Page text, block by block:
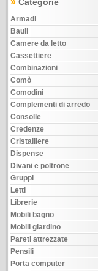
Armadi
Bauli
Camere da letto
Cassettiere
Combinazioni
Comò
Comodini
Complementi di arredo
Consolle
Credenze
Cristalliere
Dispense
Divani e poltrone
Gruppi
Letti
Librerie
Mobili bagno
Mobili giardino
Pareti attrezzate
Pensili
Porta computer